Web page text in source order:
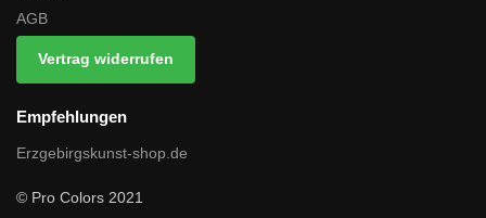
AGB
Vertrag widerrufen
Empfehlungen
Erzgebirgskunst-shop.de
© Pro Colors 2021